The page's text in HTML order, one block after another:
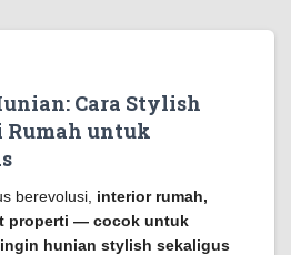
Cara Stylish
Rumah untuk
berevolusi, interior rumah,
properti — cocok untuk
hunian stylish sekaligus